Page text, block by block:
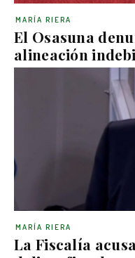
El Osasuna
alineación
MARÍA RIERA
La Fiscalía
MARÍA RIERA